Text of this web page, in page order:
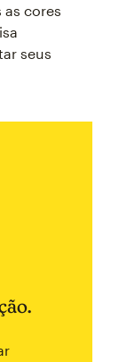
as cores
seus